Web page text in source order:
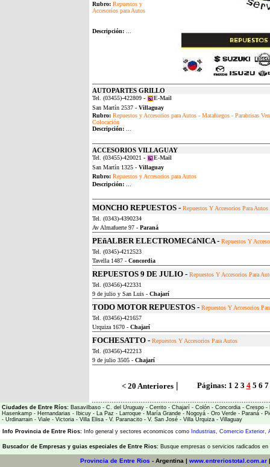
Rubro: Repuestos y
Accesorios para Autos
Descripción:
AUTOPARTES GRILLO
Tel. (03455)-422809 -
E-Mail
San Martín 2537 - Villaguay
Rubro: Repuestos y Accesorios para Autos - Matafuegos - Parabrisas
Colocación
Descripción:
ACCESORIOS VILLAGUAY
Tel. (03455)-420021 -
E-Mail
San Martín 1325 - Villaguay
Rubro: Repuestos y Accesorios para Autos
Descripción:
MONCHO REPUESTOS - Repuestos Y Accesorios Para Autos
Tel. (0343)-4390234
Av Almafuerte 97 - Paraná
PEñALBER ELECTROMECáNICA - Repuestos Y
Tel. (0345)-4212523
Tavella 1487 - Concordia
REPUESTOS 9 DE JULIO - Repuestos Y Accesorios Para
Tel. (03456)-422331
9 de julio y San Luis - Chajarí
TODO MOTOR REPUESTOS - Repuestos Y Accesorios
Tel. (03456)-421657
Urquiza 1670 - Chajarí
FOCHESATTO - Repuestos Y Accesorios Para Autos
Tel. (03456)-422213
9 de julio 3505 - Chajarí
< 20 Anteriores | Páginas: 1 2 3 4 5 6 7
Ciudades de Entre Ríos: Basavilbaso - C. del Uruguay - Cerrito - Chajarí - Colón - Concordia - Crespo -
Hasenkamp - Hernandarias - Ibicuy - La Paz - Larroque - María Grande - Nogoyá - Oro Verde - Paraná -
- Urdinarrain - Viale - Victoria - Villa Elisa - V. Paranacito - V. San José - Villa Urquiza - Villaguay
Info Provincia de Entre Rios: Info general y sectores economicos como Industrias, Comercio Exterior,
Buscador de Empresas y guias especiales de Entre Rios: Busque empresas o servicios radicados
Provincia de Entre Rios - Argentina | www.entreriostotal.com.ar